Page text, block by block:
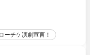
ローチケ演劇宣言！